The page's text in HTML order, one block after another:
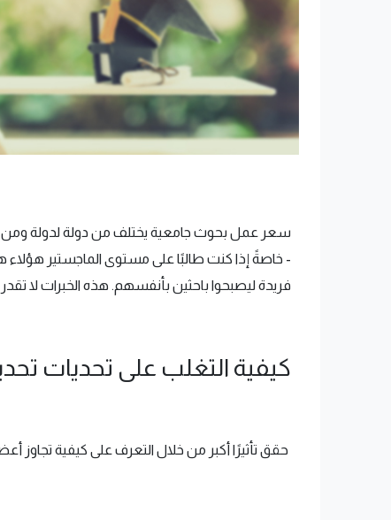
سعر عمل بحوث جامعية يختلف من دولة لدولة ومن
- خاصةً إذا كنت طالبًا على مستوى الماجستير هؤلاء
فريدة ليصبحوا باحثين بأنفسهم. هذه الخبرات لا
كيفية التغلب على تحديات
حقق تأثيرًا أكبر من خلال التعرف على كيفية